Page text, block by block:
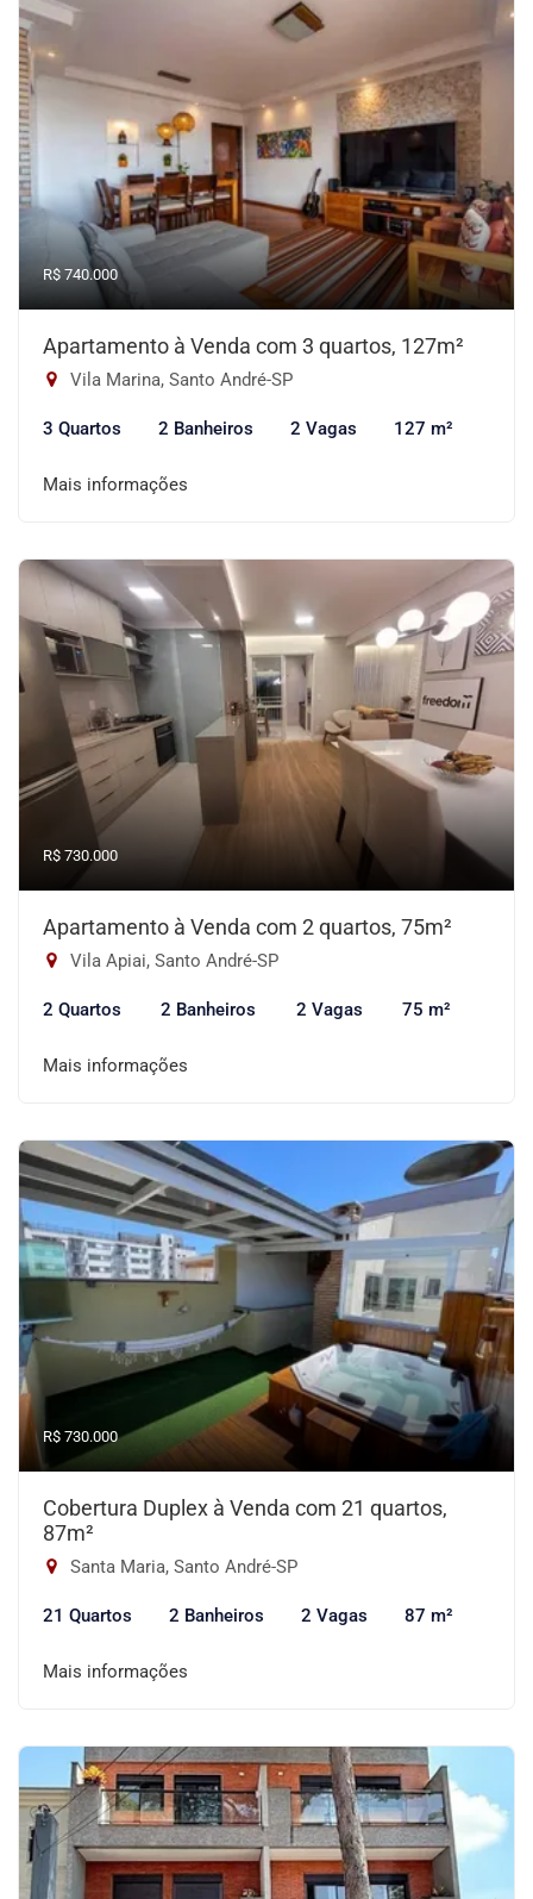
R$ 740.000
Apartamento à Venda com 3 quartos, 127m²
Vila Marina, Santo André-SP
3 Quartos 2 Banheiros 2 Vagas 127 m²
Mais informações
R$ 730.000
Apartamento à Venda com 2 quartos, 75m²
Vila Apiai, Santo André-SP
2 Quartos 2 Banheiros 2 Vagas 75 m²
Mais informações
R$ 730.000
Cobertura Duplex à Venda com 21 quartos,
87m²
Santa Maria, Santo André-SP
21 Quartos 2 Banheiros 2 Vagas 87 m²
Mais informações